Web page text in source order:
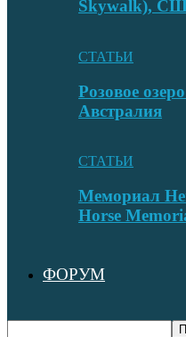
Skywalk),
СТАТЬИ
Розовое
Австралия
СТАТЬИ
Мемориал
Horse
ФОРУМ